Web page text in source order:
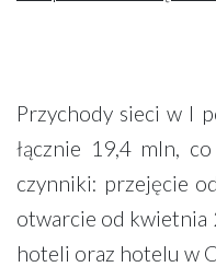
Przychody sieci w I
łącznie 19,4 mln,
czynniki: przejęcie
otwarcie od kwietnia
hoteli oraz hotelu w